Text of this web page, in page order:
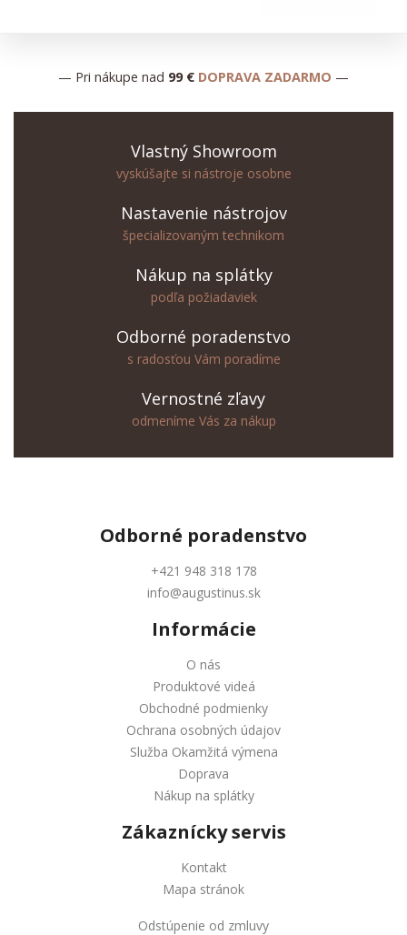
— Pri nákupe nad 99 € DOPRAVA ZADARMO —
Vlastný Showroom
vyskúšajte si nástroje osobne
Nastavenie nástrojov
špecializovaným technikom
Nákup na splátky
podľa požiadaviek
Odborné poradenstvo
s radosťou Vám poradíme
Vernostné zľavy
odmeníme Vás za nákup
Odborné poradenstvo
+421 948 318 178
info@augustinus.sk
Informácie
O nás
Produktové videá
Obchodné podmienky
Ochrana osobných údajov
Služba Okamžitá výmena
Doprava
Nákup na splátky
Zákaznícky servis
Kontakt
Mapa stránok
Odstúpenie od zmluvy